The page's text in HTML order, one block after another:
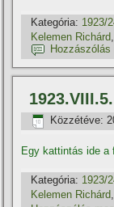
Kategória: 1923/
Kelemen Richárd
Hozzászólás
Közzétéve:
Egy kattintás ide a
Kategória: 1923/
Kelemen Richárd,